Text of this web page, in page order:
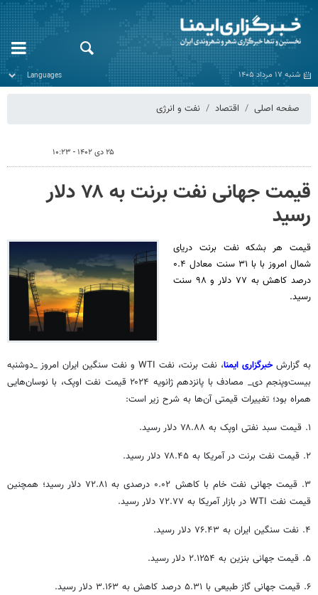
شنبه ۱۷ مرداد ۱۴۰۵
صفحه اصلی اقتصاد نفت و انرژی
۲۵ دی ۱۴۰۲ - ۱۰:۲۳
قیمت جهانی نفت برنت به ۷۸ دلار
رسید
قیمت هر بشکه نفت برنت دریای
شمال امروز با با ۳۱ سنت معادل ۰.۴
درصد کاهش به ۷۷ دلار و ۹۸ سنت
رسید.
به گزارش خبرگزاری ایمنا، نفت برنت، نفت WTI و نفت سنگین ایران امروز _دوشنبه
بیست‌وپنجمدی_ مصادف با پانزدهم ژانویه
قیمت نفت اوپک، با نوسان‌هایی
همراه بود؛ تغییرات قیمتی آن‌ها به شرح زیر است:
۱. قیمت سبد نفتی اوپک به ۷۸.۸۸ دلار رسید.
۲. قیمت نفت
برنت در آمریکا به ۷۸.۴۵ دلار رسید.
۳. قیمت جهانی نفت خام با کاهش ۰.۰۲ درصدی به ۷۲.۸۱ دلار رسید؛ همچنین
قیمت نفت WTI در بازار آمریکا به ۷۲.۷۷ دلار رسید.
۴. نفت سنگین ایران به ۷۶.۴۳ دلار رسید.
۵. قیمت جهانی بنزین به ۲.۱۲۵۴ دلار رسید.
۶. قیمت جهانی گاز طبیعی با ۵.۳۱ درصد کاهش به ۳.۱۶۳ دلار رسید.